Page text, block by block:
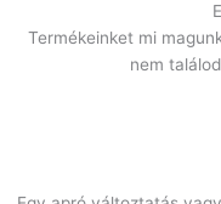
Termékeinket mi
nem